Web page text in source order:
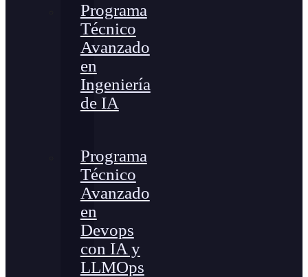
Programa
Técnico
Avanzado
en
Ingeniería
de IA
Programa
Técnico
Avanzado
en
Devops
con IA y
LLMOps